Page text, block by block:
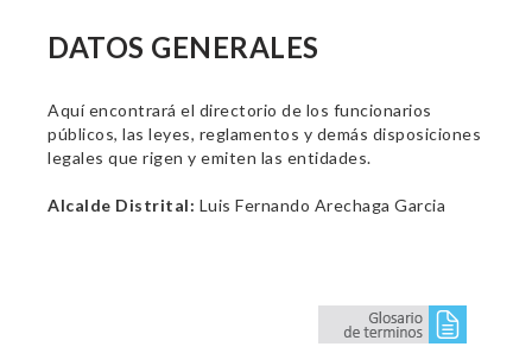
DATOS GENERALES
Aquí encontrará el directorio de los funcionarios
públicos, las leyes, reglamentos y demás disposiciones
legales que rigen y emiten las entidades.
Alcalde Distrital: Luis Fernando Arechaga Garcia